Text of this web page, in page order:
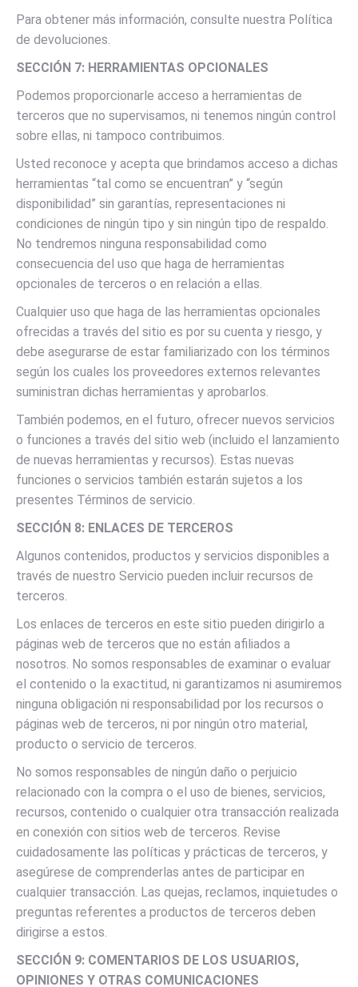
Para obtener más información, consulte nuestra Política
de devoluciones.
SECCIÓN 7: HERRAMIENTAS OPCIONALES
Podemos proporcionarle acceso a herramientas de
terceros que no supervisamos, ni tenemos ningún control
sobre ellas, ni tampoco contribuimos.
Usted reconoce y acepta que brindamos acceso a dichas
herramientas “tal como se encuentran” y “según
disponibilidad” sin garantías, representaciones ni
condiciones de ningún tipo y sin ningún tipo de respaldo.
No tendremos ninguna responsabilidad como
consecuencia del uso que haga de herramientas
opcionales de terceros o en relación a ellas.
Cualquier uso que haga de las herramientas opcionales
ofrecidas a través del sitio es por su cuenta y riesgo, y
debe asegurarse de estar familiarizado con los términos
según los cuales los proveedores externos relevantes
suministran dichas herramientas y aprobarlos.
También podemos, en el futuro, ofrecer nuevos servicios
o funciones a través del sitio web (incluido el lanzamiento
de nuevas herramientas y recursos). Estas nuevas
funciones o servicios también estarán sujetos a los
presentes Términos de servicio.
SECCIÓN 8: ENLACES DE TERCEROS
Algunos contenidos, productos y servicios disponibles a
través de nuestro Servicio pueden incluir recursos de
terceros.
Los enlaces de terceros en este sitio pueden dirigirlo a
páginas web de terceros que no están afiliados a
nosotros. No somos responsables de examinar o evaluar
el contenido o la exactitud, ni garantizamos ni asumiremos
ninguna obligación ni responsabilidad por los recursos o
páginas web de terceros, ni por ningún otro material,
producto o servicio de terceros.
No somos responsables de ningún daño o perjuicio
relacionado con la compra o el uso de bienes, servicios,
recursos, contenido o cualquier otra transacción realizada
en conexión con sitios web de terceros. Revise
cuidadosamente las políticas y prácticas de terceros, y
asegúrese de comprenderlas antes de participar en
cualquier transacción. Las quejas, reclamos, inquietudes o
preguntas referentes a productos de terceros deben
dirigirse a estos.
SECCIÓN 9: COMENTARIOS DE LOS USUARIOS,
OPINIONES Y OTRAS COMUNICACIONES